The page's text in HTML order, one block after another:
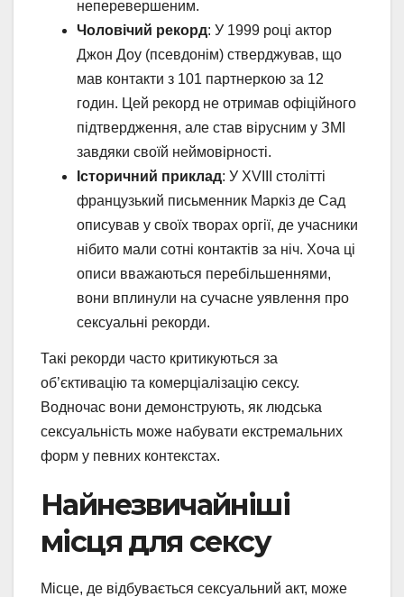
неперевершеним.
Чоловічий рекорд: У 1999 році актор
Джон Доу (псевдонім) стверджував, що
мав контакти з 101 партнеркою за 12
годин. Цей рекорд не отримав офіційного
підтвердження, але став вірусним у ЗМІ
завдяки своїй неймовірності.
Історичний приклад: У XVIII столітті
французький письменник Маркіз де Сад
описував у своїх творах оргії, де учасники
нібито мали сотні контактів за ніч. Хоча ці
описи вважаються перебільшеннями,
вони вплинули на сучасне уявлення про
сексуальні рекорди.
Такі рекорди часто критикуються за
об’єктивацію та комерціалізацію сексу.
Водночас вони демонструють, як людська
сексуальність може набувати екстремальних
форм у певних контекстах.
Найнезвичайніші
місця для сексу
Місце, де відбувається сексуальний акт, може